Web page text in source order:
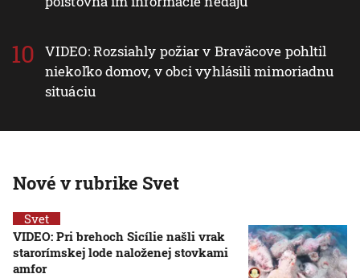
VIDEO: Rozsiahly požiar v Braväcove pohltil
niekoľko domov, v obci vyhlásili mimoriadnu
situáciu
Nové v rubrike Svet
Svet
VIDEO: Pri brehoch Sicílie našli vrak
starorímskej lode naloženej stovkami
amfor